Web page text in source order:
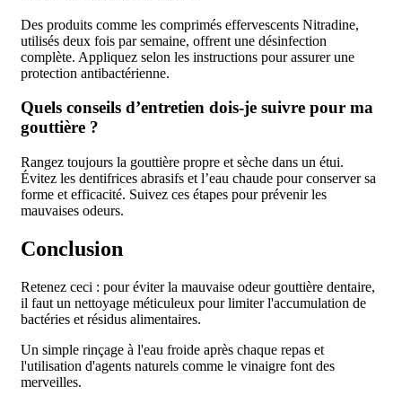
Des produits comme les comprimés effervescents Nitradine,
utilisés deux fois par semaine, offrent une désinfection
complète. Appliquez selon les instructions pour assurer une
protection antibactérienne.
Quels conseils d’entretien dois-je suivre pour ma
gouttière ?
Rangez toujours la gouttière propre et sèche dans un étui.
Évitez les dentifrices abrasifs et l’eau chaude pour conserver sa
forme et efficacité. Suivez ces étapes pour prévenir les
mauvaises odeurs.
Conclusion
Retenez ceci : pour éviter la mauvaise odeur gouttière dentaire,
il faut un nettoyage méticuleux pour limiter l'accumulation de
bactéries et résidus alimentaires.
Un simple rinçage à l'eau froide après chaque repas et
l'utilisation d'agents naturels comme le vinaigre font des
merveilles.